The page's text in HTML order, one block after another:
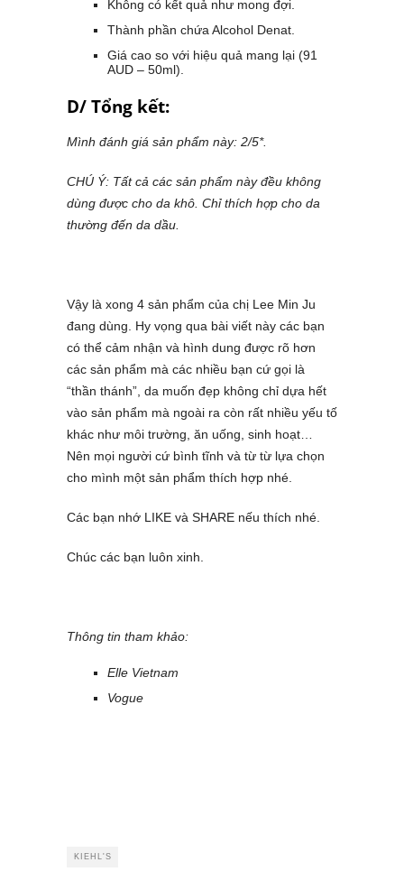
Không có kết quả như mong đợi.
Thành phần chứa Alcohol Denat.
Giá cao so với hiệu quả mang lại (91
AUD – 50ml).
D/ Tổng kết:
Mình đánh giá sản phẩm này: 2/5*.
CHÚ Ý: Tất cả các sản phẩm này đều không
dùng được cho da khô. Chỉ thích hợp cho da
thường đến da dầu.
Vậy là xong 4 sản phẩm của chị Lee Min Ju
đang dùng. Hy vọng qua bài viết này các bạn
có thể cảm nhận và hình dung được rõ hơn
các sản phẩm mà các nhiều bạn cứ gọi là
“thần thánh”, da muốn đẹp không chỉ dựa hết
vào sản phẩm mà ngoài ra còn rất nhiều yếu tố
khác như môi trường, ăn uống, sinh hoạt…
Nên mọi người cứ bình tĩnh và từ từ lựa chọn
cho mình một sản phẩm thích hợp nhé.
Các bạn nhớ LIKE và SHARE nếu thích nhé.
Chúc các bạn luôn xinh.
Thông tin tham khảo:
Elle Vietnam
Vogue
KIEHL'S